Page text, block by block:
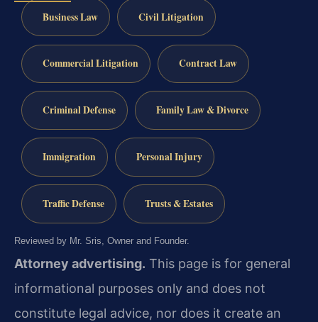
Business Law Civil Litigation
Commercial Litigation Contract Law
Criminal Defense Family Law & Divorce
Immigration Personal Injury
Traffic Defense Trusts & Estates
Reviewed by Mr. Sris, Owner and Founder.
Attorney advertising. This page is for general
informational purposes only and does not
constitute legal advice, nor does it create an